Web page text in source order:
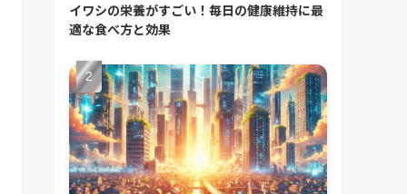
イワシの栄養がすごい！毎日の健康維持に最
適な食べ方と効果